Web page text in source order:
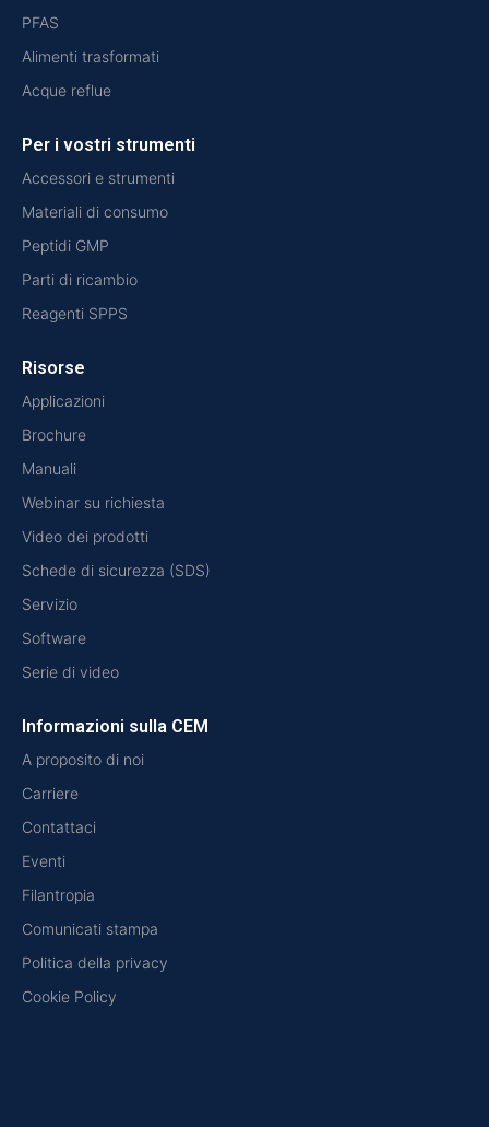
PFAS
Alimenti trasformati
Acque reflue
Per i vostri strumenti
Accessori e strumenti
Materiali di consumo
Peptidi GMP
Parti di ricambio
Reagenti SPPS
Risorse
Applicazioni
Brochure
Manuali
Webinar su richiesta
Video dei prodotti
Schede di sicurezza (SDS)
Servizio
Software
Serie di video
Informazioni sulla CEM
A proposito di noi
Carriere
Contattaci
Eventi
Filantropia
Comunicati stampa
Politica della privacy
Cookie Policy